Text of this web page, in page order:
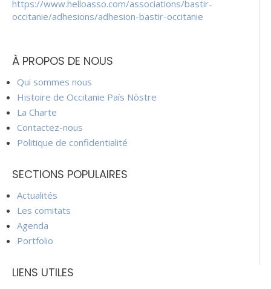
https://www.helloasso.com/associations/bastir-
occitanie/adhesions/adhesion-bastir-occitanie
À PROPOS DE NOUS
Qui sommes nous
Histoire de Occitanie País Nòstre
La Charte
Contactez-nous
Politique de confidentialité
SECTIONS POPULAIRES
Actualités
Les comitats
Agenda
Portfolio
LIENS UTILES